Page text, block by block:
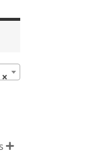
×
